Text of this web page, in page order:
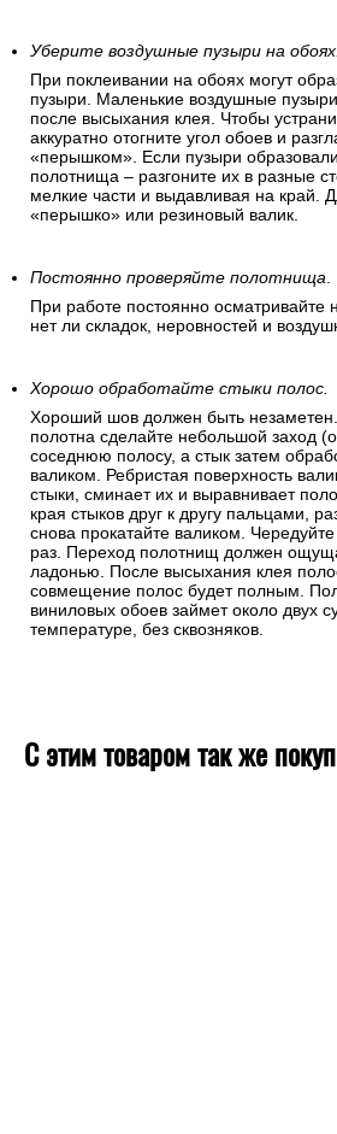
Обойные стыки должны быть хорошо
клея затем выдавливается
губкой. Если вы все сделали верно, то
идеальный стык.
Уберите воздушные пузыри на
При поклеивании на обоях могут
пузыри. Маленькие воздушные
аккуратно отогните угол обоев и
«перышком». Если пузыри
полотнища – разгоните их в разные
мелкие части и выдавливая на край.
Постоянно проверяйте полотнища
При работе постоянно осматривайте
нет ли складок, неровностей и
Хорошо обработайте стыки полос.
Хороший шов должен быть незаметен.
полотна сделайте небольшой заход
соседнюю полосу, а стык затем
валиком. Ребристая поверхность
стыки, сминает их и выравнивает
края стыков друг к другу пальцами,
виниловых обоев займет около двух
температуре, без сквозняков.